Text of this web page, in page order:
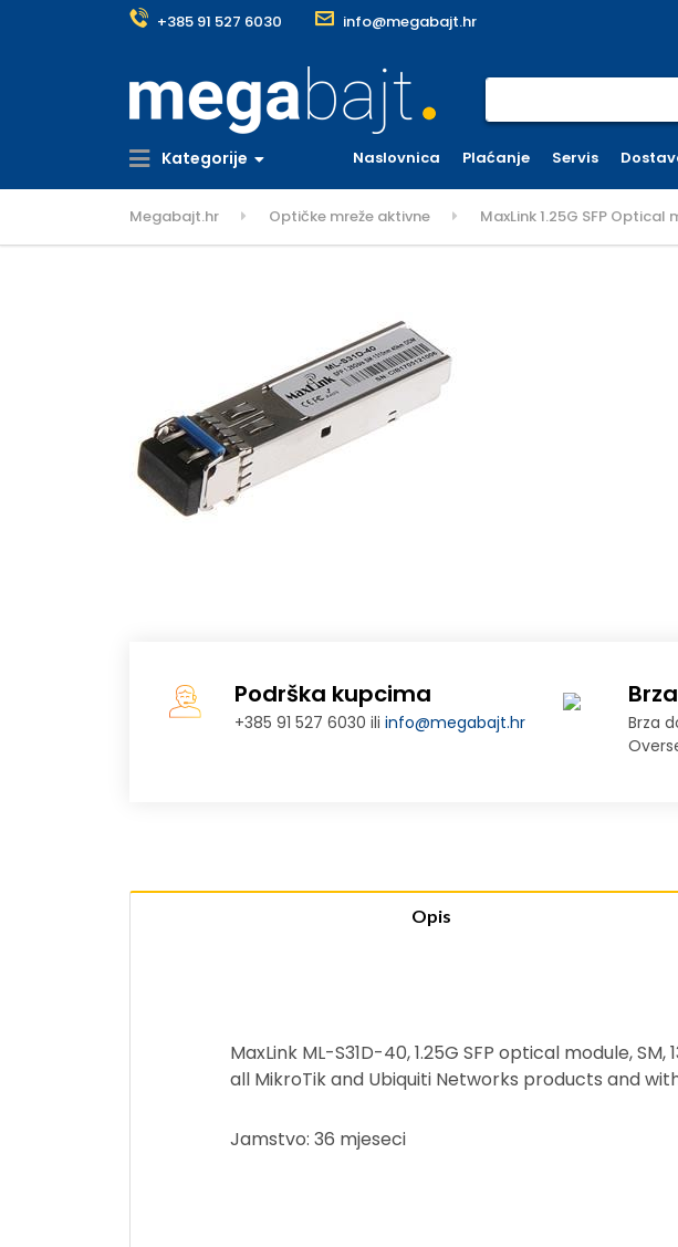
+385 91 527 6030 info@megabajt.hr
Kategorije Naslovnica Plaćanje Servis
Megabajt.hr Optičke mreže aktivne MaxLink 1.25G SFP
Podrška kupcima
+385 91 527 6030 iliinfo@megabajt.hr
Brza
Opis
MaxLink ML-S31D-40, 1.25G SFP optical module,
all MikroTik and Ubiquiti Networks products and
Jamstvo: 36 mjeseci